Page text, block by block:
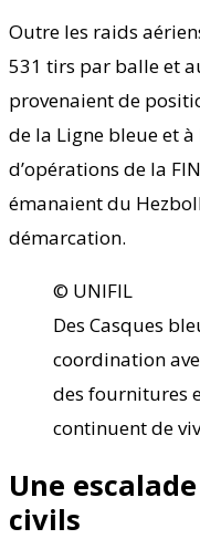
Outre les raids
531 tirs par balle et
provenaient de
de la Ligne bleue et
d’opérations de la
émanaient du
démarcation.
© UNIFIL
Des Casques
coordination
des fournitures
continuent de
Une
civils